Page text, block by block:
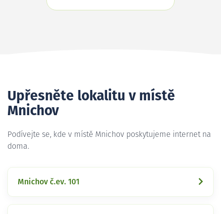
Upřesněte lokalitu v místě
Mnichov
Podívejte se, kde v místě Mnichov poskytujeme internet na
doma.
Mnichov č.ev. 101